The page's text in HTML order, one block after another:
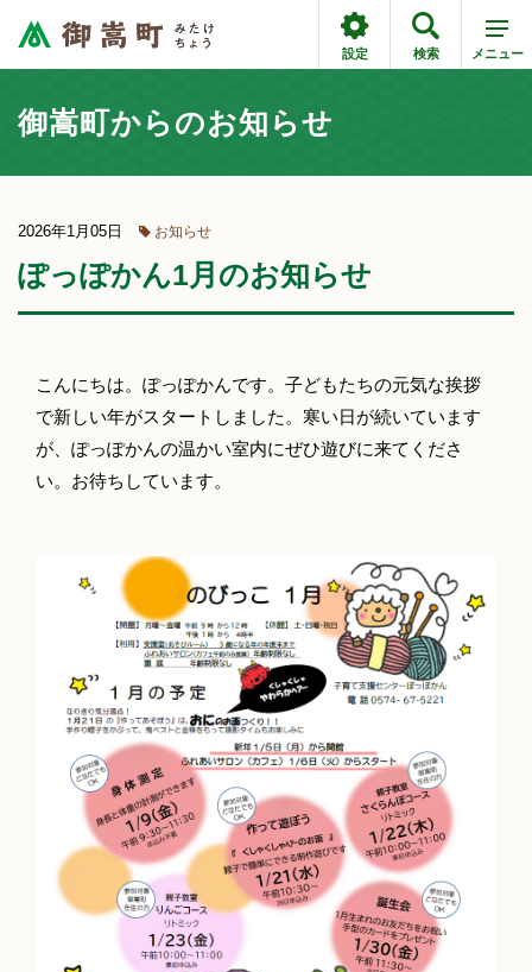
設定 検索 メニュー
御嵩町からのお知らせ
2026年1月05日 お知らせ
ぽっぽかん1月のお知らせ
こんにちは。ぽっぽかんです。子どもたちの元気な挨拶
で新しい年がスタートしました。寒い日が続いています
が、ぽっぽかんの温かい室内にぜひ遊びに来てくださ
い。お待ちしています。